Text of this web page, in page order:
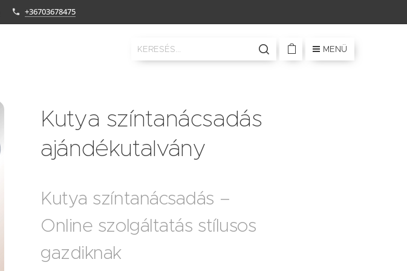
+36703678475
MENÜ
Kutya színtanácsadás
ajándékutalvány
Kutya színtanácsadás –
Online szolgáltatás stílusos
gazdiknak